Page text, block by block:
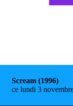
Scream (1996)
ce lundi 3